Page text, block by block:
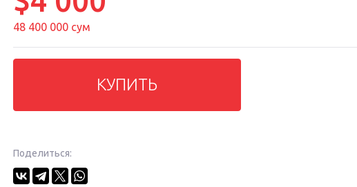
48 400 000 сум
КУПИТЬ
Поделиться: